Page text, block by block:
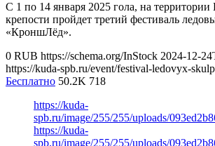
С 1 по 14 января 2025 гола, на территории
крепости пройдет третий фестиваль
«КроншЛёд».
0 RUB https://schema.org/InStock 2024-12-
https://kuda-spb.ru/event/festival-ledovyx-
Бесплатно 50.2K 718
https://kuda-
spb.ru/image/255/255/uploads/
https://kuda-
spb.ru/image/255/255/uploads/